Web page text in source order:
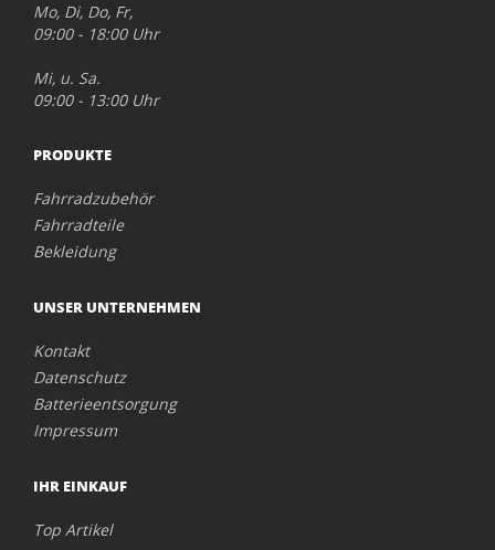
Mo, Di, Do, Fr,
09:00 - 18:00 Uhr
Mi, u. Sa.
09:00 - 13:00 Uhr
PRODUKTE
Fahrradzubehör
Fahrradteile
Bekleidung
UNSER UNTERNEHMEN
Kontakt
Datenschutz
Batterieentsorgung
Impressum
IHR EINKAUF
Top Artikel